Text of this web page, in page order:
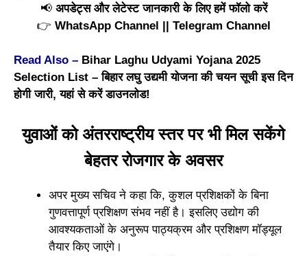
📢 अपडेट्स और लेटेस्ट जानकारी के लिए हमें फॉलो करें
👉 WhatsApp Channel || Telegram Channel
Read Also – Bihar Laghu Udyami Yojana 2025
Selection List – बिहार लघु उद्यमी योजना की चयन सूची इस दिन
होगी जारी, यहां से करें डाउनलोड!
युवाओं को अंतरराष्ट्रीय स्तर पर भी मिल सकेंगे
बेहतर रोजगार के अवसर
अपर मुख्य सचिव ने कहा कि, कुशल प्रशिक्षकों के बिना
गुणवत्तापूर्ण प्रशिक्षण संभव नहीं है। इसलिए उद्योग की
आवश्यकताओं के अनुरूप पाठ्यक्रम और प्रशिक्षण मॉड्यूल
तैयार किए जाएंगे।